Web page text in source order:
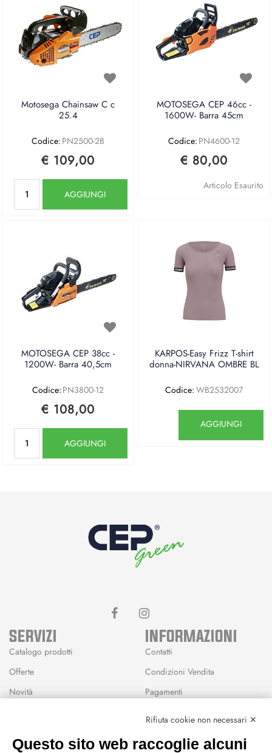
Motosega Chainsaw C c
25.4
Codice: PN2500-2B
€ 109,00
AGGIUNGI
MOTOSEGA CEP 46cc -
1600W- Barra 45cm
Codice: PN4600-12
€ 80,00
Articolo Esaurito
MOTOSEGA CEP 38cc -
1200W- Barra 40,5cm
Codice: PN3800-12
€ 108,00
AGGIUNGI
KARPOS-Easy Frizz T-shirt
donna-NIRVANA OMBRE BL
Codice: WB2532007
AGGIUNGI
SERVIZI
Catalogo prodotti
Offerte
Novità
INFORMAZIONI
Contatti
Condizioni Vendita
Pagamenti
Rifiuta cookie non necessari ✕
Questo sito web raccoglie alcuni